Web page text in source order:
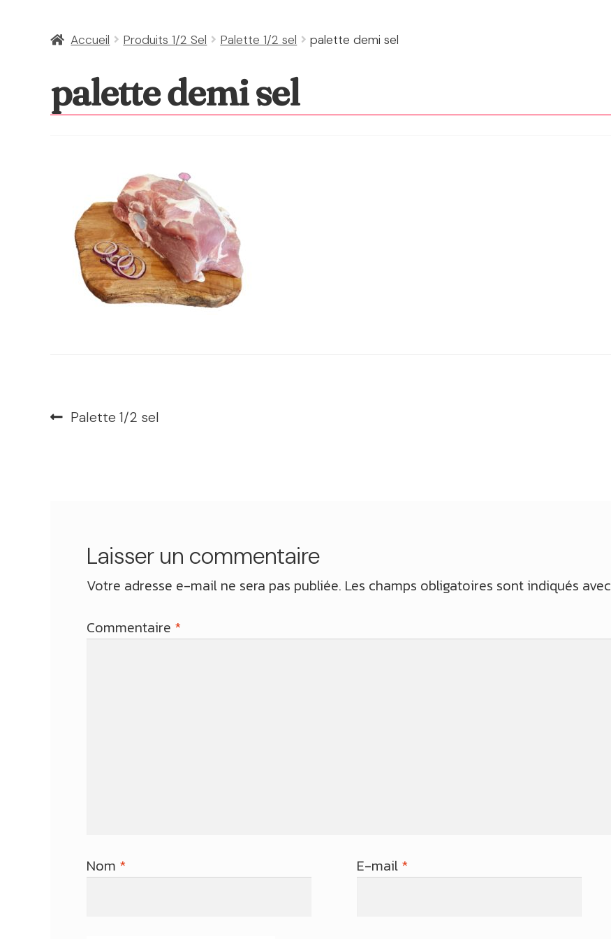
Accueil Produits 1/2 Sel Palette 1/2 sel palette demi sel
palette demi sel
Navigation
Article
Palette 1/2 sel
Laisser un commentaire
Votre adresse e-mail ne sera pas publiée. Les champs obligatoires sont indiqués avec
Commentaire *
Nom * E-mail *